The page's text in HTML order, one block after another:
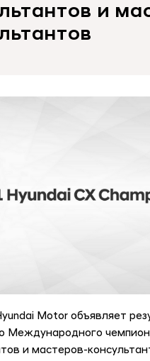
и
Motor объявляет
Международного
и мастеров-